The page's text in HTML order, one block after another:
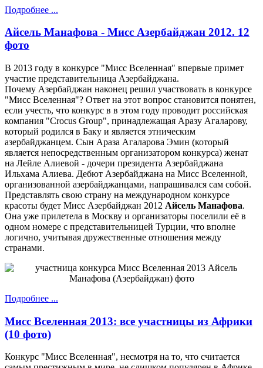
Подробнее ...
Айсель Манафова - Мисс Азербайджан 2012. 12
фото
В 2013 году в конкурсе "Мисс Вселенная" впервые примет
участие представительница Азербайджана.
Почему Азербайджан наконец решил участвовать в конкурсе
"Мисс Вселенная"? Ответ на этот вопрос становится понятен,
если учесть, что конкурс в в этом году проводит российская
компания "Crocus Group", принадлежащая Аразу Агаларову,
который родился в Баку и является этническим
азербайджанцем. Сын Араза Агаларова Эмин (который
является непосредственным организатором конкурса) женат
на Лейле Алиевой - дочери президента Азербайджана
Ильхама Алиева. Дебют Азербайджана на Мисс Вселенной,
организованной азербайджанцами, напрашивался сам собой.
Представлять свою страну на международном конкурсе
красоты будет Мисс Азербайджан 2012 Айсель Манафова.
Она уже прилетела в Москву и организаторы поселили её в
одном номере с представительницей Турции, что вполне
логично, учитывая дружественные отношения между
странами.
Подробнее ...
Мисс Вселенная 2013: все участницы из Африки
(10 фото)
Конкурс "Мисс Вселенная", несмотря на то, что считается